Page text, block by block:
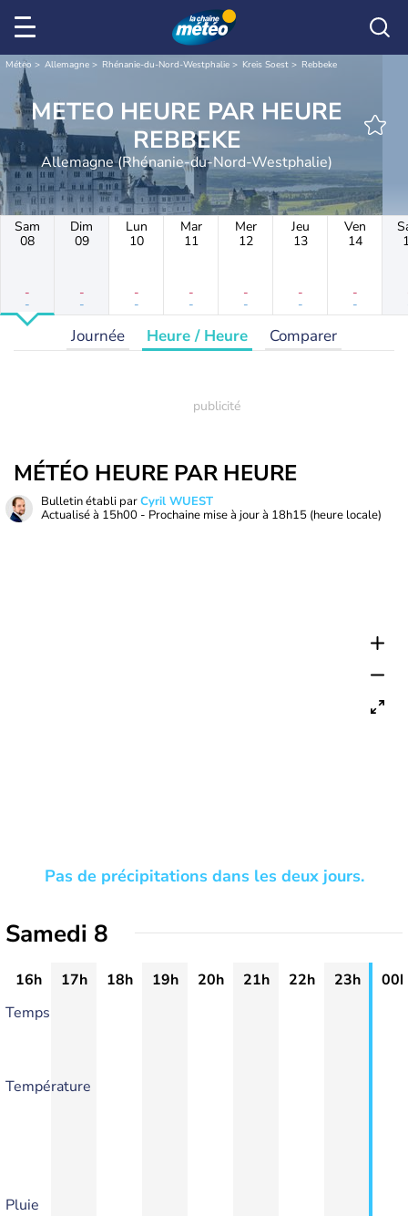
Météo Allemagne Rhénanie-du-Nord-Westphalie Kreis Soest Rebbeke
METEO HEURE PAR HEURE
REBBEKE
Allemagne (Rhénanie-du-Nord-Westphalie)
Sam
08
-
-
Dim
09
-
-
Lun
10
-
-
Mar
11
-
-
Mer
12
-
-
Jeu
13
-
-
Ven
14
-
-
Journée Heure / Heure Comparer
MÉTÉO HEURE PAR HEURE
Bulletin établi parCyril WUEST
Actualisé à 15h00 - Prochaine mise à jour à 18h15 (heure locale)
Pas de précipitations dans les deux jours.
Samedi 8
16h 17h 18h 19h 20h 21h 22h 23h
00h
Temps
Température
Pluie